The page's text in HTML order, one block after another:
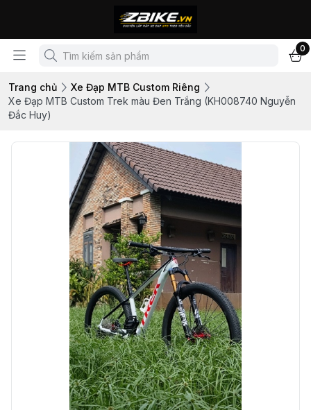
0
Trang chủ
Xe Đạp MTB Custom Riêng
Xe Đạp MTB Custom Trek màu Đen Trắng (KH008740 Nguyễn
Đắc Huy)